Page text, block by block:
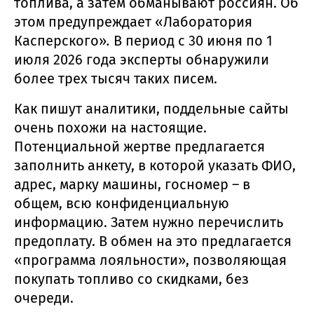
этом предупреждает «Лаборатория
Касперского». В период с 30 июня по 1
июля 2026 года эксперты обнаружили
более трех тысяч таких писем.
Как пишут аналитики, поддельные сайты
очень похожи на настоящие.
Потенциальной жертве предлагается
заполнить анкету, в которой указать ФИО,
адрес, марку машины, госномер – в
общем, всю конфиденциальную
информацию. Затем нужно перечислить
предоплату. В обмен на это предлагается
«программа лояльности», позволяющая
покупать топливо со скидками, без
очереди.